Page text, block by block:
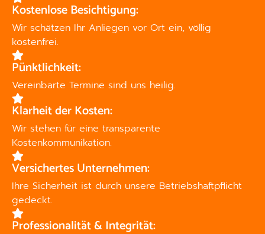
Kostenlose Besichtigung:
Wir schätzen Ihr Anliegen vor Ort ein, völlig
kostenfrei.
Pünktlichkeit:
Vereinbarte Termine sind uns heilig.
Klarheit der Kosten:
Wir stehen für eine transparente
Kostenkommunikation.
Versichertes Unternehmen:
Ihre Sicherheit ist durch unsere Betriebshaftpflicht
gedeckt.
Professionalität & Integrität: